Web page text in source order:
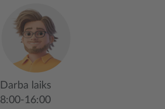
Darba laiks
8:00-16:00